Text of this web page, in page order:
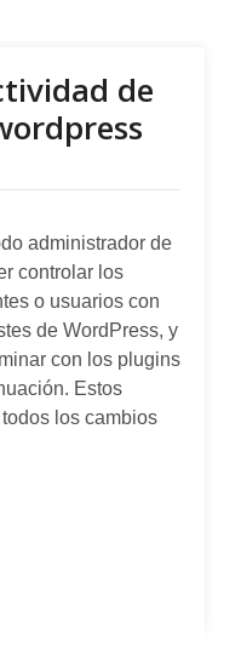
de
administrador de
controlar los
o usuarios con
de WordPress, y
con los plugins
Estos
los cambios